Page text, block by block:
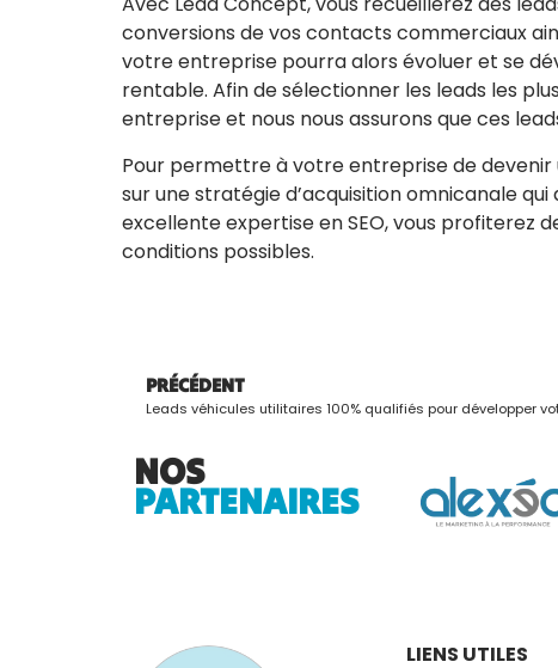
conversions de vos contacts commerciaux
votre entreprise pourra alors évoluer et se
rentable. Afin de sélectionner les leads les
entreprise et nous nous assurons que ces
Pour permettre à votre entreprise de
sur une stratégie d’acquisition omnicanale
excellente expertise en SEO, vous profiterez
conditions possibles.
PRÉCÉDENT
Leads véhicules utilitaires 100% qualifiés pour développer
NOS
PARTENAIRES
LIENS UTILES